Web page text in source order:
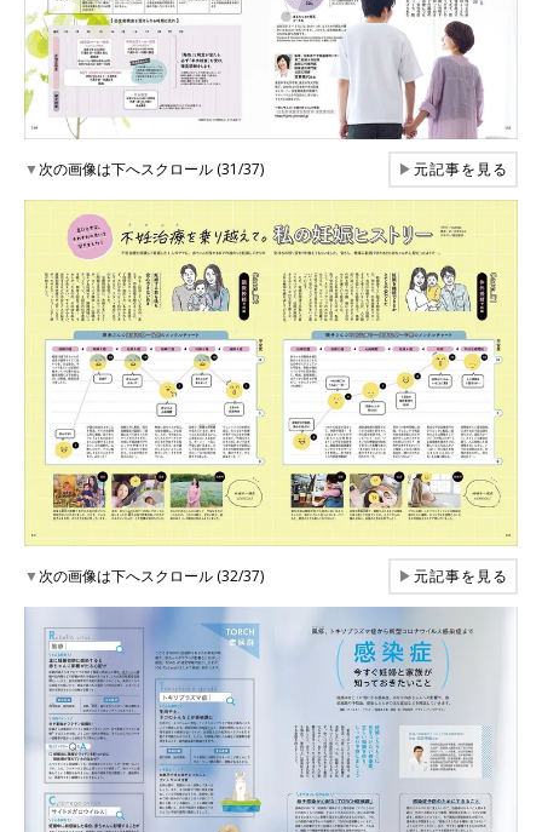
▼次の画像は下へスクロール (31/37) ▶元記事を見る
▼次の画像は下へスクロール (32/37) ▶元記事を見る